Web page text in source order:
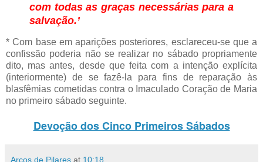
com todas as graças necessárias para a
salvação.’
* Com base em aparições posteriores, esclareceu-se que a
confissão poderia não se realizar no sábado propriamente
dito, mas antes, desde que feita com a intenção explícita
(interiormente) de se fazê-la para fins de reparação às
blasfêmias cometidas contra o Imaculado Coração de Maria
no primeiro sábado seguinte.
Devoção dos Cinco Primeiros Sábados
Arcos de Pilares at 10:18